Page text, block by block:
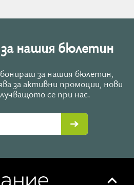
нашия бюлетин
за нашия бюлетин,
за активни промоции, нови
се при нас.